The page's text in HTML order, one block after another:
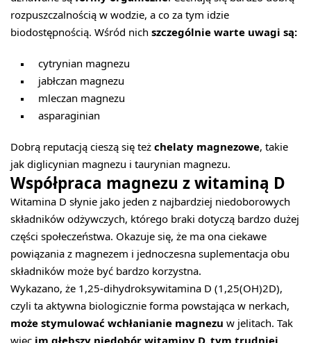
rozpuszczalnością w wodzie, a co za tym idzie
biodostępnością. Wśród nich szczególnie warte uwagi są:
cytrynian magnezu
jabłczan magnezu
mleczan magnezu
asparaginian
Dobrą reputacją cieszą się też chelaty magnezowe , takie
jak diglicynian magnezu i taurynian magnezu.
Współpraca magnezu z witaminą D
Witamina D słynie jako jeden z najbardziej niedoborowych
składników odżywczych, którego braki dotyczą bardzo dużej
części społeczeństwa. Okazuje się, że ma ona ciekawe
powiązania z magnezem i jednoczesna suplementacja obu
składników może być bardzo korzystna.
Wykazano, że 1,25-dihydroksywitamina D (1,25(OH)2D),
czyli ta aktywna biologicznie forma powstająca w nerkach,
może stymulować wchłanianie magnezu w jelitach. Tak
więc im głębszy niedobór witaminy D, tym trudniej